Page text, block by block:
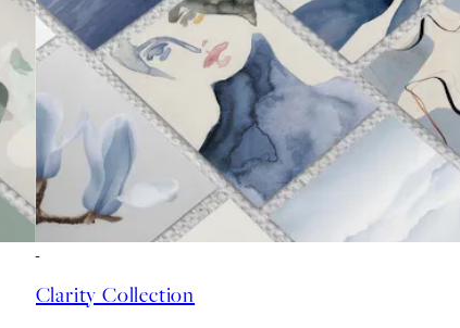
Clarity Collection